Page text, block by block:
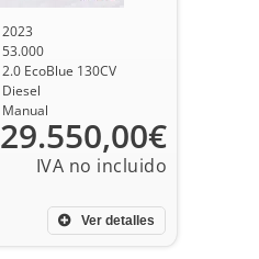
2023
53.000
2.0 EcoBlue 130CV
Diesel
Manual
Ver detalles
29.550,00€